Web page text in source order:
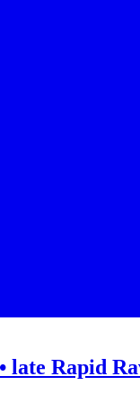
late Rapid